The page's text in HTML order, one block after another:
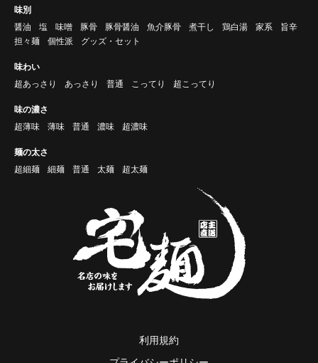
味別
醤油
塩 味噌 豚骨 豚骨醤油 魚介豚骨 煮干し 鶏白湯 家系
旨辛
担々麺
個性派 グッズ・セット
味わい
超あっさり
あっさり 普通 こってり 超こってり
味の濃さ
超薄味
薄味 普通 濃味 超濃味
麺の太さ
超細麺
細麺 普通 太麺 超太麺
利用規約